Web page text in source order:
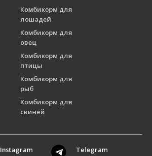
Комбикорм для
лошадей
Комбикорм для
овец
Комбикорм для
птицы
Комбикорм для
рыб
Комбикорм для
свиней
Instagram Telegram